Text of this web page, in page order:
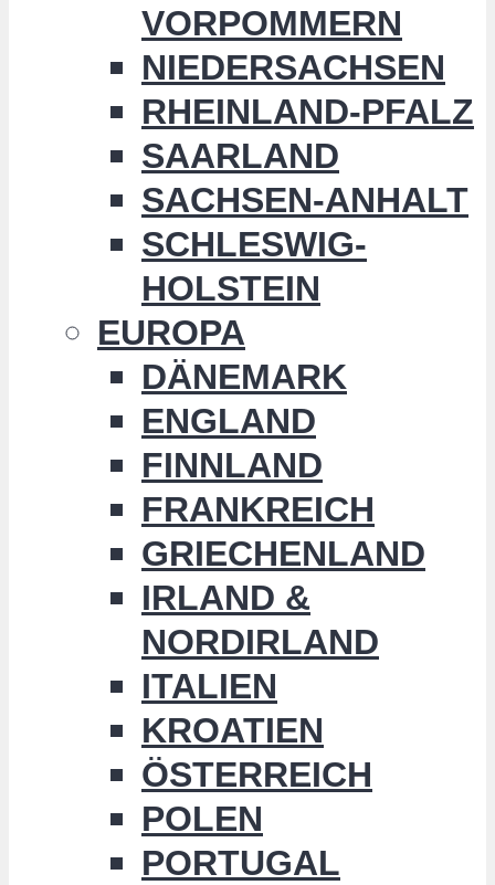
VORPOMMERN
NIEDERSACHSEN
RHEINLAND-PFALZ
SAARLAND
SACHSEN-ANHALT
SCHLESWIG-
HOLSTEIN
EUROPA
DÄNEMARK
ENGLAND
FINNLAND
FRANKREICH
GRIECHENLAND
IRLAND &
NORDIRLAND
ITALIEN
KROATIEN
ÖSTERREICH
POLEN
PORTUGAL